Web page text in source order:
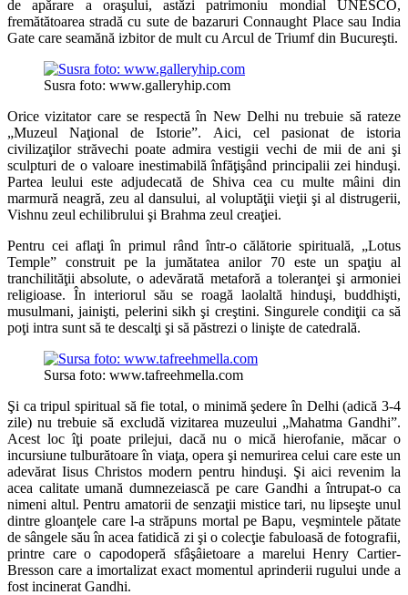
de apărare a oraşului, astăzi patrimoniu mondial UNESCO,
fremătătoarea stradă cu sute de bazaruri Connaught Place sau India
Gate care seamănă izbitor de mult cu Arcul de Triumf din Bucureşti.
Susra foto: www.galleryhip.com
Orice vizitator care se respectă în New Delhi nu trebuie să rateze
„Muzeul Naţional de Istorie”. Aici, cel pasionat de istoria
civilizaţilor străvechi poate admira vestigii vechi de mii de ani şi
sculpturi de o valoare inestimabilă înfăţişând principalii zei hinduşi.
Partea leului este adjudecată de Shiva cea cu multe mâini din
marmură neagră, zeu al dansului, al voluptăţii vieţii şi al distrugerii,
Vishnu zeul echilibrului şi Brahma zeul creaţiei.
Pentru cei aflaţi în primul rând într-o călătorie spirituală, „Lotus
Temple” construit pe la jumătatea anilor 70 este un spaţiu al
tranchilităţii absolute, o adevărată metaforă a toleranţei şi armoniei
religioase. În interiorul său se roagă laolaltă hinduşi, buddhişti,
musulmani, jainişti, pelerini sikh şi creştini. Singurele condiţii ca să
poţi intra sunt să te descalţi şi să păstrezi o linişte de catedrală.
Sursa foto: www.tafreehmella.com
Şi ca tripul spiritual să fie total, o minimă şedere în Delhi (adică 3-4
zile) nu trebuie să excludă vizitarea muzeului „Mahatma Gandhi”.
Acest loc îţi poate prilejui, dacă nu o mică hierofanie, măcar o
incursiune tulburătoare în viaţa, opera şi nemurirea celui care este un
adevărat Iisus Christos modern pentru hinduşi. Şi aici revenim la
acea calitate umană dumnezeiască pe care Gandhi a întrupat-o ca
nimeni altul. Pentru amatorii de senzaţii mistice tari, nu lipseşte unul
dintre gloanţele care l-a străpuns mortal pe Bapu, veşmintele pătate
de sângele său în acea fatidică zi şi o colecţie fabuloasă de fotografii,
printre care o capodoperă sfâşâietoare a marelui Henry Cartier-
Bresson care a imortalizat exact momentul aprinderii rugului unde a
fost incinerat Gandhi.